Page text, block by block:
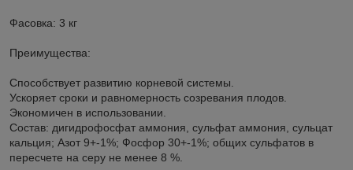
Фасовка: 3 кг
Преимущества:
Способствует развитию корневой системы.
Ускоряет сроки и равномерность созревания плодов.
Экономичен в использовании.
Состав: дигидрофосфат аммония, сульфат аммония, сульцат
кальция; Азот 9+-1%; Фосфор 30+-1%; общих сульфатов в
пересчете на серу не менее 8 %.